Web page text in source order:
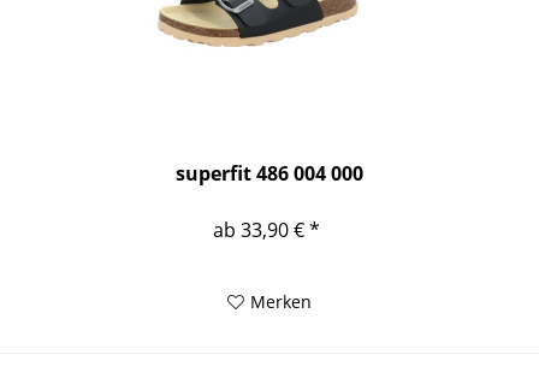
superfit 486 004 000
ab 33,90 € *
Merken